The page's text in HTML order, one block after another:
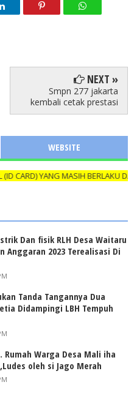
NEXT »
Smpn 277 jakarta
kembali cetak prestasi
WEBSITE
YANG MASIH BERLAKU DAN
Dan fisik RLH Desa Waitaru
Anggaran 2023 Terealisasi Di
Tanda Tangannya Dua
Didampingi LBH Tempuh
Rumah Warga Desa Mali iha
oleh si Jago Merah